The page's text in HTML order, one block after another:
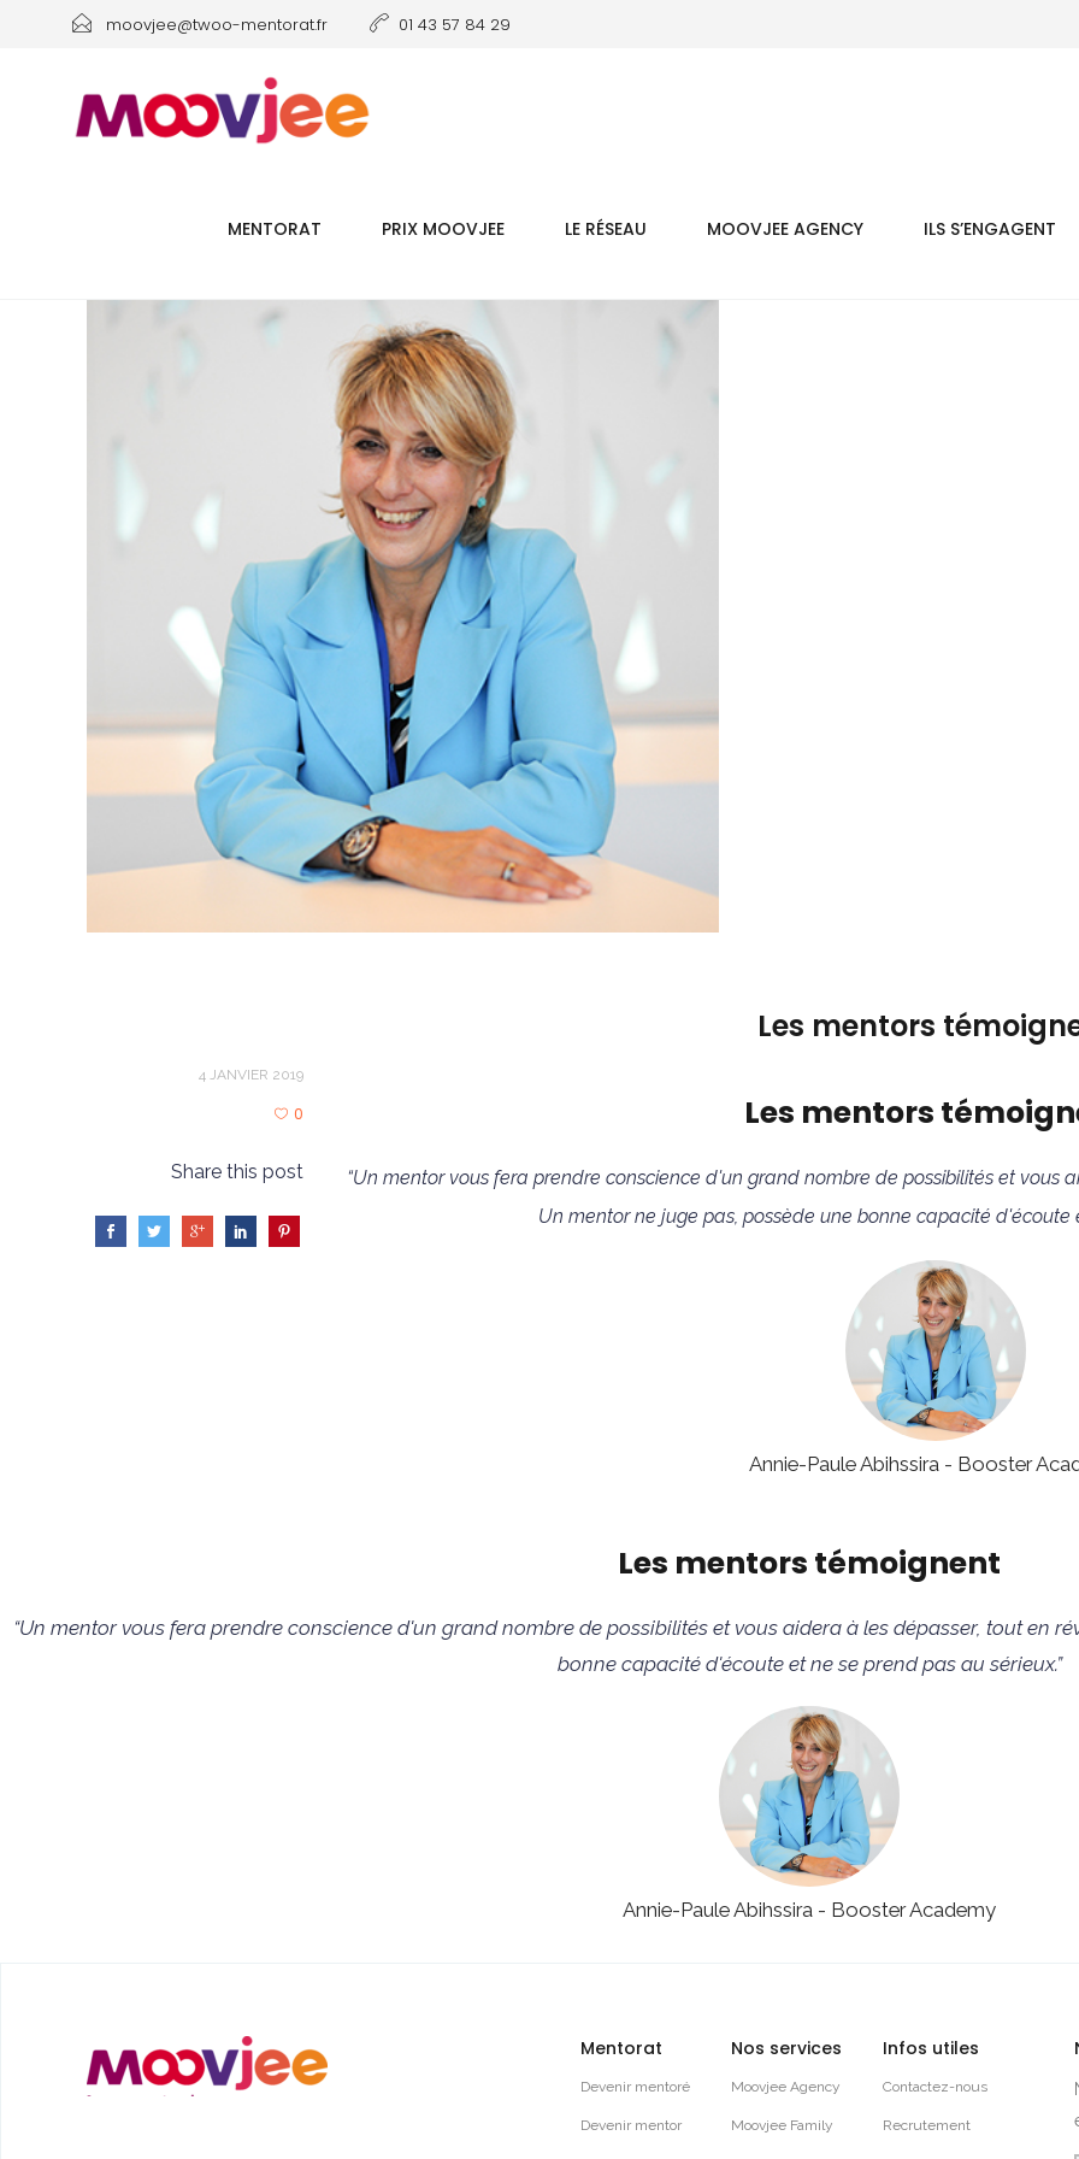
moovjee@twoo-mentorat.fr 01 43 57 84 29
MENTORAT PRIX MOOVJEE LE RÉSEAU MOOVJEE AGENCY ILS S’ENGAGENT
Les mentors
4 JANVIER 2019
0
Share this post
Les mentors
“Un mentor vous fera prendre conscience d'un grand nombre de possibilités et vous
Un mentor ne juge pas, possède une bonne capacité d'écoute
Annie-Paule Abihssira - Booster
Les mentors témoignent
“Un mentor vous fera prendre conscience d'un grand nombre de possibilités et vous aidera à les dépasser, tout en
bonne capacité d'écoute et ne se prend pas au sérieux.”
Annie-Paule Abihssira - Booster Academy
Mentorat
Devenir mentoré
Devenir mentor
Nos services
Moovjee Agency
Moovjee Family
Infos utiles
Contactez-nous
Recrutement